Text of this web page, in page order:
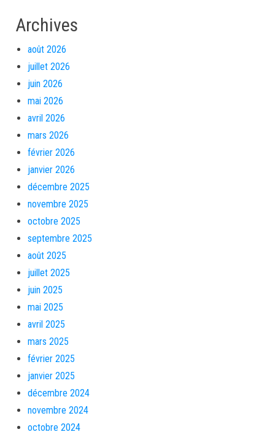
Archives
août 2026
juillet 2026
juin 2026
mai 2026
avril 2026
mars 2026
février 2026
janvier 2026
décembre 2025
novembre 2025
octobre 2025
septembre 2025
août 2025
juillet 2025
juin 2025
mai 2025
avril 2025
mars 2025
février 2025
janvier 2025
décembre 2024
novembre 2024
octobre 2024